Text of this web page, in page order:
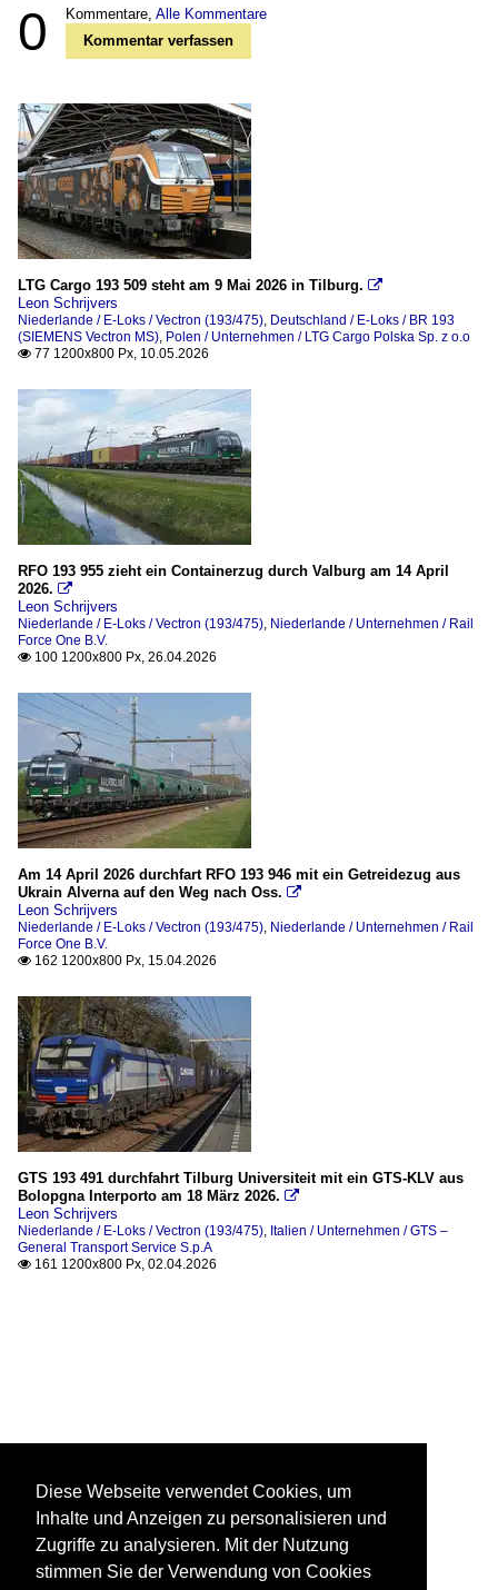
0 Kommentare, Alle Kommentare
Kommentar verfassen
LTG Cargo 193 509 steht am 9 Mai 2026 in Tilburg. 
Leon Schrijvers
Niederlande / E-Loks / Vectron (193/475), Deutschland / E-Loks / BR 193
(SIEMENS Vectron MS), Polen / Unternehmen / LTG Cargo Polska Sp. z o.o
 77 1200x800 Px, 10.05.2026
RFO 193 955 zieht ein Containerzug durch Valburg am 14 April
2026. 
Leon Schrijvers
Niederlande / E-Loks / Vectron (193/475), Niederlande / Unternehmen / Rail
Force One B.V.
 100 1200x800 Px, 26.04.2026
Am 14 April 2026 durchfart RFO 193 946 mit ein Getreidezug aus
Ukrain Alverna auf den Weg nach Oss. 
Leon Schrijvers
Niederlande / E-Loks / Vectron (193/475), Niederlande / Unternehmen / Rail
Force One B.V.
 162 1200x800 Px, 15.04.2026
GTS 193 491 durchfahrt Tilburg Universiteit mit ein GTS-KLV aus
Bolopgna Interporto am 18 März 2026. 
Leon Schrijvers
Niederlande / E-Loks / Vectron (193/475), Italien / Unternehmen / GTS –
General Transport Service S.p.A
 161 1200x800 Px, 02.04.2026
Diese Webseite verwendet Cookies, um
Inhalte und Anzeigen zu personalisieren und
Zugriffe zu analysieren. Mit der Nutzung
stimmen Sie der Verwendung von Cookies